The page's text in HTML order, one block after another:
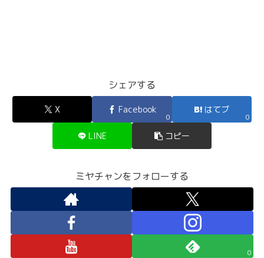
シェアする
X Facebook
0
はてブ
0
LINE コピー
ミヤチャンをフォローする
0